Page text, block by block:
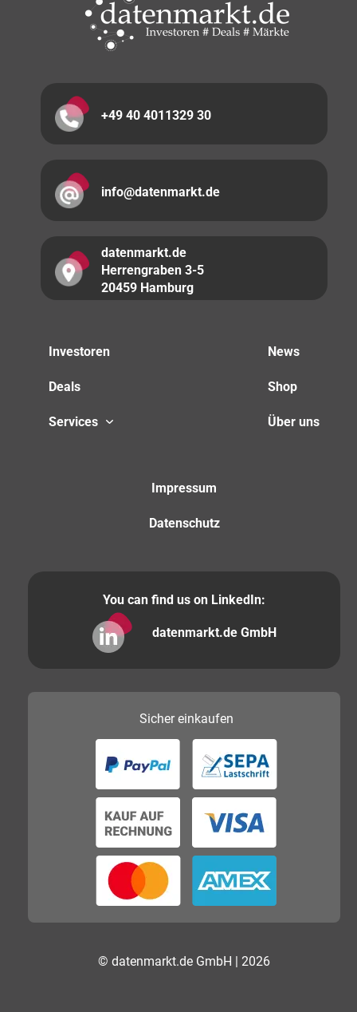
+49 40 4011329 30
info@datenmarkt.de
datenmarkt.de
Herrengraben 3-5
20459 Hamburg
Investoren
Deals
Services
News
Shop
Über uns
Impressum
Datenschutz
You can find us on LinkedIn:
datenmarkt.de GmbH
Sichereinkaufen
© datenmarkt.de GmbH | 2026